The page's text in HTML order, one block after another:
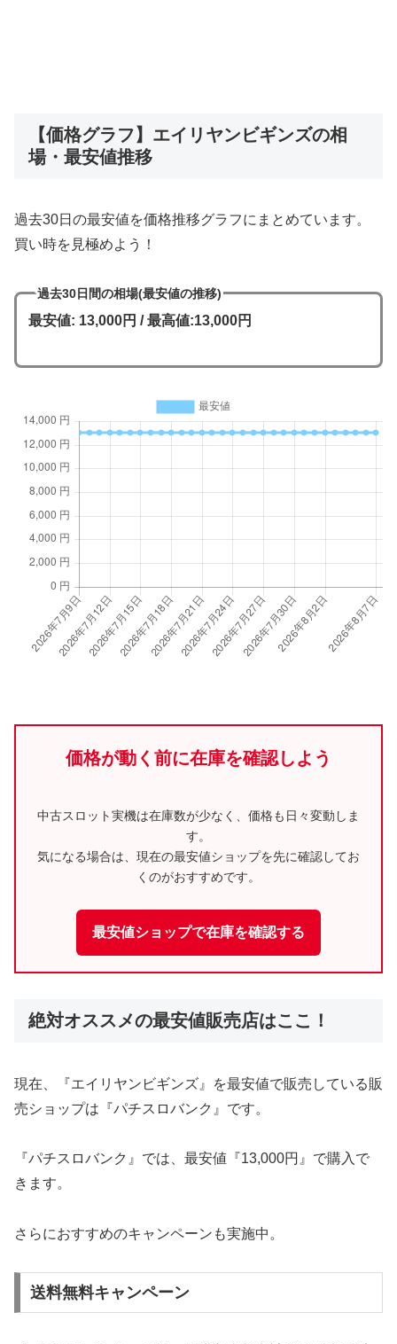
【価格グラフ】エイリヤンビギンズの相
場・最安値推移
過去30日の最安値を価格推移グラフにまとめています。
買い時を見極めよう！
過去30日間の相場(最安値の推移)
最安値: 13,000円 / 最高値:13,000円
価格が動く前に在庫を確認しよう
中古スロット実機は在庫数が少なく、価格も日々変動しま
す。
気になる場合は、現在の最安値ショップを先に確認してお
くのがおすすめです。
最安値ショップで在庫を確認する
絶対オススメの最安値販売店はここ！
現在、『エイリヤンビギンズ』を最安値で販売している販
売ショップは『パチスロバンク』です。
『パチスロバンク』では、最安値『13,000円』で購入で
きます。
さらにおすすめのキャンペーンも実施中。
送料無料キャンペーン